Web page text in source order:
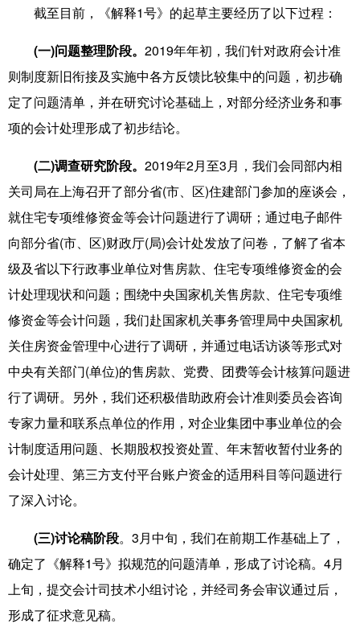
截至目前，《解释1号》的起草主要经历了以下过程：
(一)问题整理阶段。 2019年年初，我们针对政府会计准
则制度新旧衔接及实施中各方反馈比较集中的问题，初步确
定了问题清单，并在研究讨论基础上，对部分经济业务和事
项的会计处理形成了初步结论。
(二)调查研究阶段。 2019年2月至3月，我们会同部内相
关司局在上海召开了部分省(市、区)住建部门参加的座谈会，
就住宅专项维修资金等会计问题进行了调研；通过电子邮件
向部分省(市、区)财政厅(局)会计处发放了问卷，了解了省本
级及省以下行政事业单位对售房款、住宅专项维修资金的会
计处理现状和问题；围绕中央国家机关售房款、住宅专项维
修资金等会计问题，我们赴国家机关事务管理局中央国家机
关住房资金管理中心进行了调研，并通过电话访谈等形式对
中央有关部门(单位)的售房款、党费、团费等会计核算问题进
行了调研。另外，我们还积极借助政府会计准则委员会咨询
专家力量和联系点单位的作用，对企业集团中事业单位的会
计制度适用问题、长期股权投资处置、年末暂收暂付业务的
会计处理、第三方支付平台账户资金的适用科目等问题进行
了深入讨论。
(三)讨论稿阶段。3月中旬，我们在前期工作基础上了，
确定了《解释1号》拟规范的问题清单，形成了讨论稿。4月
上旬，提交会计司技术小组讨论，并经司务会审议通过后，
形成了征求意见稿。